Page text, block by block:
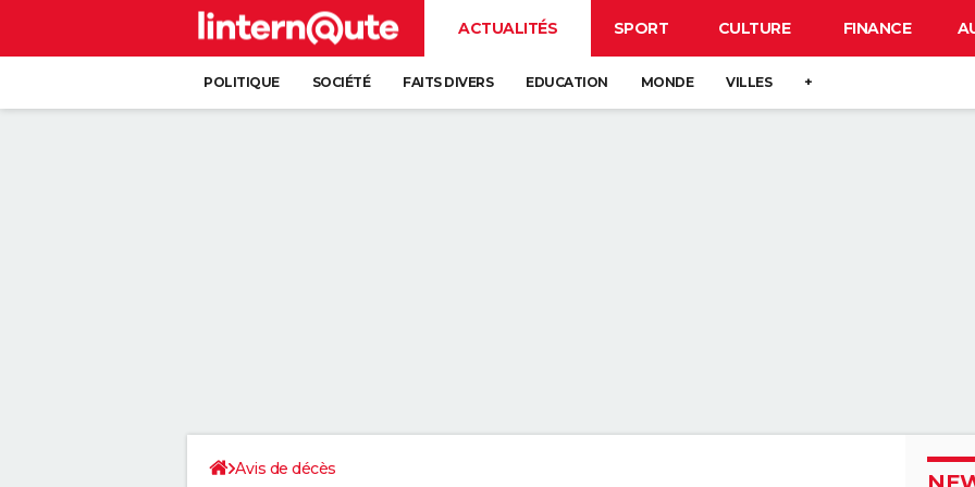
ACTUALITÉS SPORT CULTURE FINANCE
POLITIQUE SOCIÉTÉ FAITS DIVERS EDUCATION MONDE VILLES +
Avis de décès